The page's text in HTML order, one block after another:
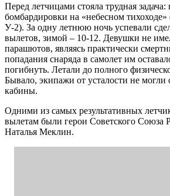
Перед летчицами стояла трудная
бомбардировки на «небесном
У-2). За одну летнюю ночь успевали
вылетов, зимой – 10-12. Девушки не
парашютов, являясь практически
попадания снаряда в самолет им
погибнуть. Летали до полного
Бывало, экипажи от усталости не
кабины.
Одними из самых результативных
вылетам были герои Советского Союза
Наталья Меклин.